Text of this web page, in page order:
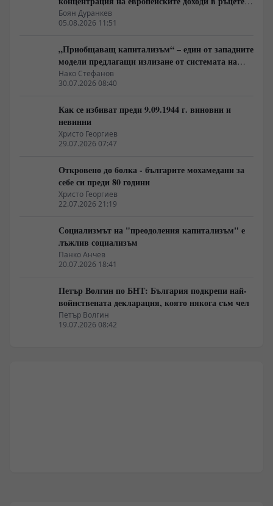
на най-богатия 1%, надминава и САЩ
Боян Дуранкев
05.08.2026 11:51
„Приобщаващ капитализъм“ – един от западните
модели предлагащи излизане от системата на
неолиберализма
Нако Стефанов
30.07.2026 08:40
Как се избиват преди 9.09.1944 г. виновни и
невинни
Христо Георгиев
29.07.2026 07:47
Откровено до болка - българите мохамедани за
себе си преди 80 години
Христо Георгиев
22.07.2026 21:19
Социализмът на "преодоления капитализъм" е
лъжлив социализъм
Панко Анчев
20.07.2026 18:41
Петър Волгин по БНТ: България подкрепи най-
войнствената декларация, която някога съм чел
Петър Волгин
19.07.2026 08:42